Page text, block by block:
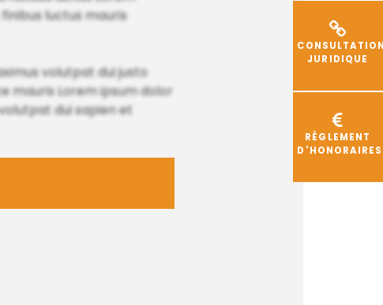
JURIDIQUE
RÈGLEMENT
D'HONORAIRES
luctus mauris
volutpat dui justo
mauris Lorem ipsum dolor
dui sapien et